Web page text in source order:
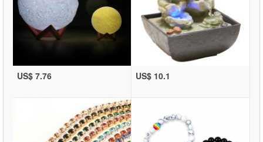
US$ 7.76 US$ 10.1